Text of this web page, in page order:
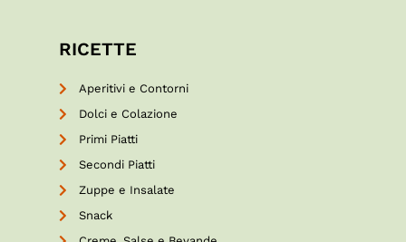
RICETTE
Aperitivi e Contorni
Dolci e Colazione
Primi Piatti
Secondi Piatti
Zuppe e Insalate
Snack